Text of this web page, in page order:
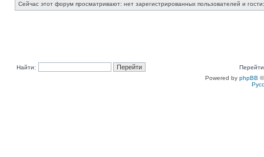
Сейчас этот форум просматривают: нет зарегистрированных пользователей и
Найти:
Powered by phpBB